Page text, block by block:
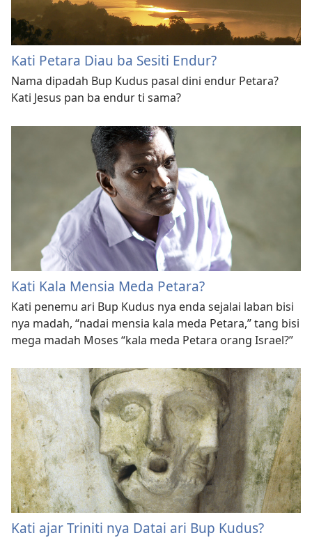
Kati Petara Diau ba Sesiti Endur?
Nama dipadah Bup Kudus pasal dini endur Petara?
Kati Jesus pan ba endur ti sama?
Kati Kala Mensia Meda Petara?
Kati penemu ari Bup Kudus nya enda sejalai laban bisi
nya madah, “nadai mensia kala meda Petara,” tang bisi
mega madah Moses “kala meda Petara orang Israel?”
Kati ajar Triniti nya Datai ari Bup Kudus?